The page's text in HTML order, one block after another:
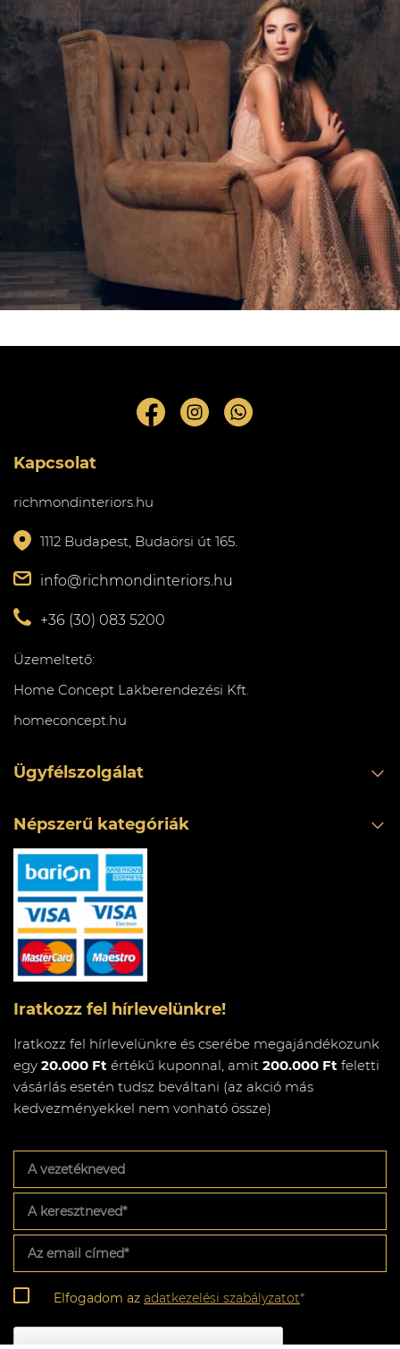
Kapcsolat
richmondinteriors.hu
1112 Budapest, Budaörsi út 165.
info@richmondinteriors.hu
+36 (30) 083 5200
Üzemeltető:
Home Concept Lakberendezési Kft.
homeconcept.hu
Ügyfélszolgálat
Népszerű kategóriák
Iratkozz fel hírlevelünkre!
Iratkozz fel hírlevelünkre és cserébe megajándékozunk
egy 20.000 Ft értékű kuponnal, amit 200.000 Ft feletti
vásárlás esetén tudsz beváltani (az akció más
kedvezményekkel nem vonható össze)
vezetékneved
keresztneved*
email
címed*
Adatkezelési
szabályzat*
Elfogadom az adatkezelési szabályzatot*
CAPTCHA